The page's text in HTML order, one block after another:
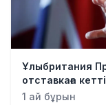
Ұлыбритания
отставкаға кетті
1 ай бұрын